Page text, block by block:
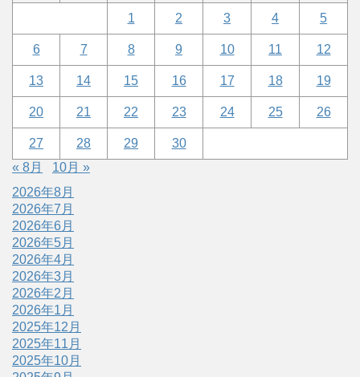
1 2 3 4 5
6 7 8 9 10 11 12
13 14 15 16 17 18 19
20 21 22 23 24 25 26
27 28 29
30
« 8月
10月 »
2026年8月
2026年7月
2026年6月
2026年5月
2026年4月
2026年3月
2026年2月
2026年1月
2025年12月
2025年11月
2025年10月